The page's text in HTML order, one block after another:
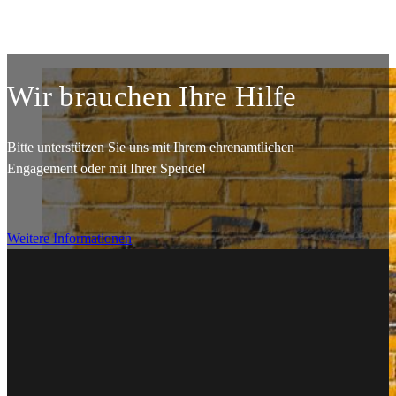
Wir brauchen Ihre Hilfe
Bitte unterstützen Sie uns mit Ihrem ehrenamtlichen
Engagement oder mit Ihrer Spende!
Weitere Informationen